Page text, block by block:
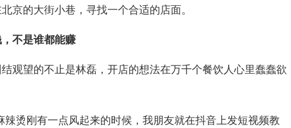
京的大街小巷，寻找一个合适的店面。
不是谁都能赚
望的不止是林磊，开店的想法在万千个餐饮人心里蠢蠢欲
烫刚有一点风起来的时候，我朋友就在抖音上发短视频教